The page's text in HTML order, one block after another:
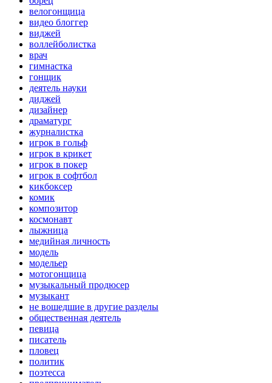
велогонщица
видео блоггер
виджей
воллейболистка
врач
гимнастка
гонщик
деятель науки
диджей
дизайнер
драматург
журналистка
игрок в гольф
игрок в крикет
игрок в покер
игрок в софтбол
кикбоксер
комик
композитор
космонавт
лыжница
медийная личность
модель
модельер
мотогонщица
музыкальный продюсер
музыкант
не вошедшие в другие разделы
общественная деятель
певица
писатель
пловец
политик
поэтесса